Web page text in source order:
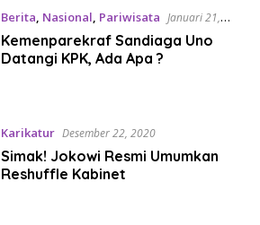
Berita, Nasional, Pariwisata Januari 21,
2021
Kemenparekraf Sandiaga Uno
Datangi KPK, Ada Apa ?
Karikatur Desember 22, 2020
Simak! Jokowi Resmi Umumkan
Reshuffle Kabinet